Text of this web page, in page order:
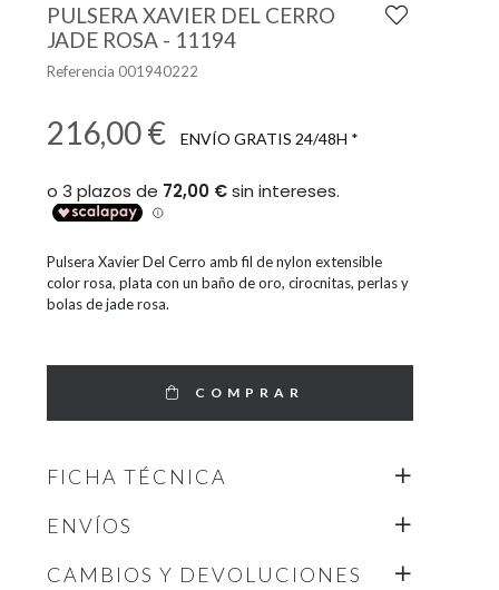
PULSERA XAVIER DEL CERRO
JADE ROSA - 11194
Referencia 001940222
216,00 € ENVÍO GRATIS 24/48H *
Pulsera Xavier Del Cerro amb fil de nylon extensible
color rosa, plata con un baño de oro, cirocnitas, perlas y
bolas de jade rosa.
COMPRAR
FICHA TÉCNICA
ENVÍOS
CAMBIOS Y DEVOLUCIONES